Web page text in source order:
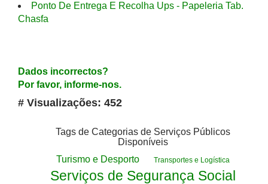
Ponto De Entrega E Recolha Ups - Papeleria Tab.
Chasfa
Dados incorrectos?
Por favor, informe-nos.
# Visualizações: 452
Tags de Categorias de Serviços Públicos
Disponíveis
Turismo e Desporto
Transportes e Logística
Serviços de Segurança Social